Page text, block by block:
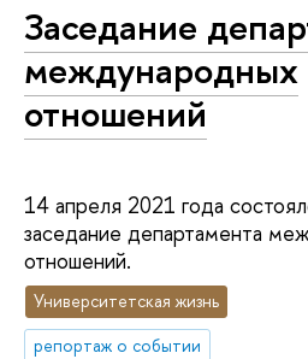
Заседание
международных
отношений
14 апреля 2021 года
заседание департамента
отношений.
Университетская жизнь
репортаж о событии